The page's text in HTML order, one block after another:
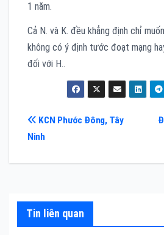
1 năm.
Cả N. và K. đều khẳng định chỉ
không có ý định tước đoạt mạng
đối với H..
Điều
viết
KCN Phước Đông, Tây
Ninh
Tin liên quan